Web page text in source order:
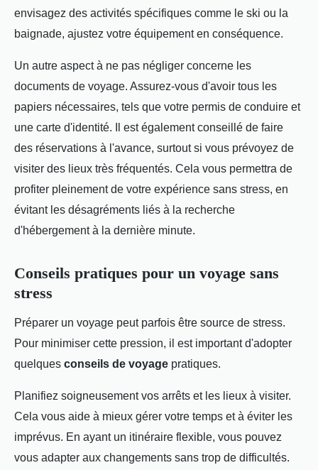
envisagez des activités spécifiques comme le ski ou la
baignade, ajustez votre équipement en conséquence.
Un autre aspect à ne pas négliger concerne les
documents de voyage. Assurez-vous d'avoir tous les
papiers nécessaires, tels que votre permis de conduire et
une carte d'identité. Il est également conseillé de faire
des réservations à l'avance, surtout si vous prévoyez de
visiter des lieux très fréquentés. Cela vous permettra de
profiter pleinement de votre expérience sans stress, en
évitant les désagréments liés à la recherche
d'hébergement à la dernière minute.
Conseils pratiques pour un voyage sans
stress
Préparer un voyage peut parfois être source de stress.
Pour minimiser cette pression, il est important d'adopter
quelques conseils de voyage pratiques.
Planifiez soigneusement vos arrêts et les lieux à visiter.
Cela vous aide à mieux gérer votre temps et à éviter les
imprévus. En ayant un itinéraire flexible, vous pouvez
vous adapter aux changements sans trop de difficultés.